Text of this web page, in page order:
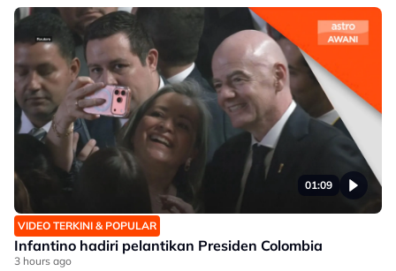
01:09
VIDEO TERKINI & POPULAR
Infantino hadiri pelantikan Presiden Colombia
3 hours ago